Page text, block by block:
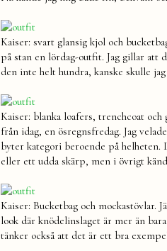
Kaiser: svart glansig kjol och
på stan en lördag-outfit. Jag gillar att
den inte helt hundra, kanske skulle
Kaiser: blanka loafers, trenchcoat
från idag, en ösregnsfredag. Jag
byter kategori beroende på helheten.
eller ett udda skärp, men i övrigt
Kaiser: Bucketbag och mockastövlar.
look där knödelinslaget är mer än
tänker också att det är ett bra